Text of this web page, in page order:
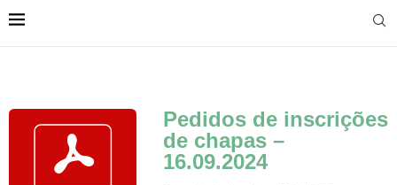
Pedidos de inscrições
de chapas –
16.09.2024